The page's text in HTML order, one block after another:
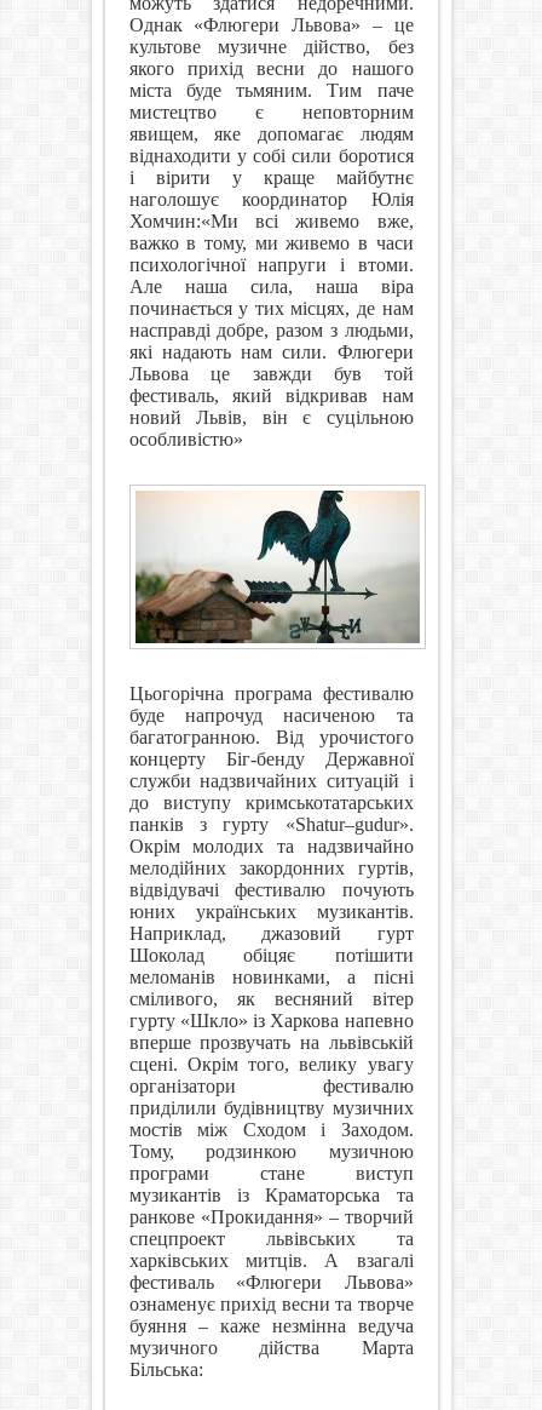
Однак «Флюгери Львова» – це
культове музичне дійство, без
якого прихід весни до нашого
міста буде тьмяним. Тим паче
мистецтво є неповторним
явищем, яке допомагає людям
віднаходити у собі сили боротися
і вірити у краще майбутнє
наголошує координатор Юлія
Хомчин:«Ми всі живемо вже,
важко в тому, ми живемо в часи
психологічної напруги і втоми.
Але наша сила, наша віра
починається у тих місцях, де нам
насправді добре, разом з людьми,
які надають нам сили. Флюгери
Львова це завжди був той
фестиваль, який відкривав нам
новий Львів, він є суцільною
особливістю»
Цьогорічна програма фестивалю
буде напрочуд насиченою та
багатогранною. Від урочистого
концерту Біг-бенду Державної
служби надзвичайних ситуацій і
до виступу кримськотатарських
панків з гурту «Shatur–gudur».
Окрім молодих та надзвичайно
мелодійних закордонних гуртів,
відвідувачі фестивалю почують
юних українських музикантів.
Наприклад, джазовий гурт
Шоколад обіцяє потішити
меломанів новинками, а пісні
сміливого, як весняний вітер
гурту «Шкло» із Харкова напевно
вперше прозвучать на львівській
сцені. Окрім того, велику увагу
організатори фестивалю
приділили будівництву музичних
мостів між Сходом і Заходом.
Тому, родзинкою музичною
програми стане виступ
музикантів із Краматорська та
ранкове «Прокидання» – творчий
спецпроект львівських та
харківських митців. А взагалі
фестиваль «Флюгери Львова»
ознаменує прихід весни та творче
буяння – каже незмінна ведуча
музичного дійства Марта
Більська: